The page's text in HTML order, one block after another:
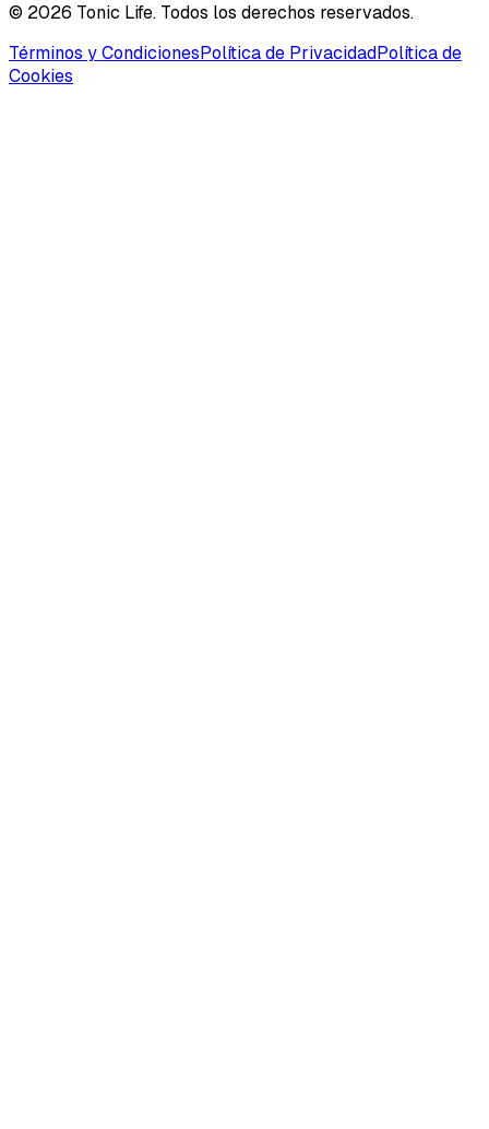
© 2026 Tonic Life. Todos los derechos reservados.
Términos y CondicionesPolítica de PrivacidadPolítica de
Cookies